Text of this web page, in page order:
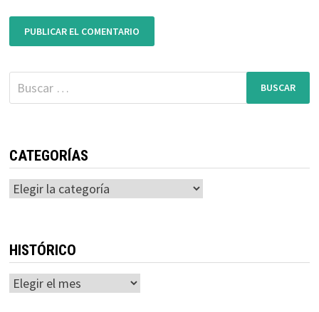
Buscar:
CATEGORÍAS
Categorías
HISTÓRICO
Histórico